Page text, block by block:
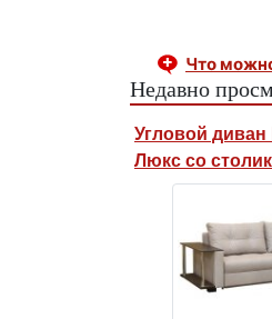
Что
Недавно
Угловой
Люкс со